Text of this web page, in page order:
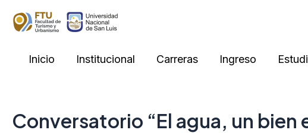
Inicio
Institucional Carreras Ingreso
Conversatorio “El agua, un